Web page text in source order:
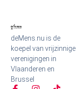
deMens.nu is de
koepel van vrijzinnige
verenigingen in
Vlaanderen en
Brussel